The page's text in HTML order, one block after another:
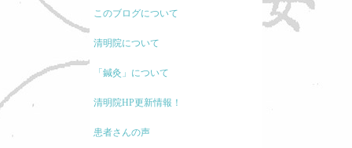
このブログについて
清明院について
「鍼灸」について
清明院HP更新情報！
患者さんの声